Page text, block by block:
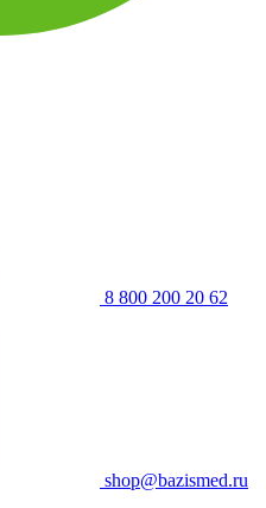
8 800 200 20 62
shop@bazismed.ru